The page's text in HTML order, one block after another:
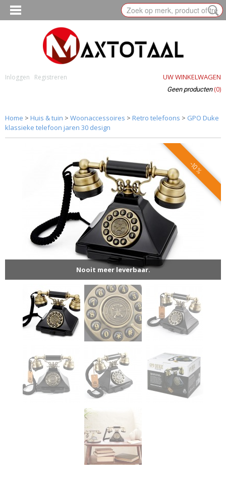
Inloggen Registreren UW WINKELWAGEN
Geen producten (0)
Home > Huis & tuin > Woonaccessoires > Retro telefoons > GPO Duke
klassieke telefoon jaren 30 design
Nooit meer leverbaar.
-10%